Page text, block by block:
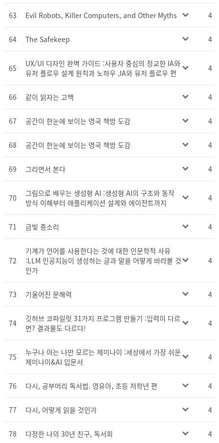
63 Evil Robots, Killer Computers, and Other Myths 4
64 The Safekeep 4
65
UX/UI 디자인 완벽 가이드 :사용자 중심의 정교한 IA와
유저 플로우 설계 원칙과 노하우 ,IA와 유저 플로우 편
4
66 같이 읽자는 고백 4
67 공간이 한눈에 보이는 영국 책방 도감 4
68 공간이 한눈에 보이는 영국 책방 도감 4
69 그리면서 본다 4
70
그림으로 배우는 생성형 AI :생성형 AI의 구조와 동작
방식 이해부터 애플리케이션 설계와 에이전트까지
4
71 금빛 종소리 4
72
기계가 언어를 사용한다는 것에 대한 인문학적 사유
:LLM 인공지능이 생성하는 글과 말을 어떻게 바라볼 것
인가
4
73 기울어진 문해력 4
74
깃허브 코파일럿 31가지 프로그램 만들기 :입력이 다르
면? 결과물도 다르다!
4
75
누구나 아는 나만 모르는 제미나이 :세상에서 가장 쉬운
제미나이&AI 입문서
4
76 다시, 공부머리 독서법. 영유아, 초등 저학년 편 4
77 다시, 어떻게 읽을 것인가 4
78 다정한 나의 30년 친구, 독서회 4